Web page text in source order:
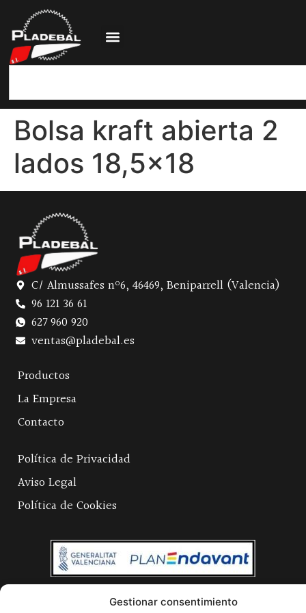
Gestionar consentimiento
Bolsa kraft abierta 2
lados 18,5×18
C/ Almussafes nº6, 46469, Beniparrell (Valencia)
96 121 36 61
627 960 920
ventas@pladebal.es
Productos
La Empresa
Contacto
Política de Privacidad
Aviso Legal
Política de Cookies